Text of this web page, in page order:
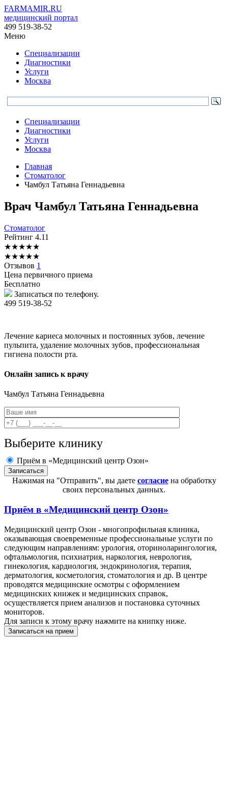
FARMAMIR.RU
медицинский портал
499 519-38-52
Меню
Специализации
Диагностики
Услуги
Москва
Специализации
Диагностики
Услуги
Москва
Главная
Стоматолог
Чамбул Татьяна Геннадьевна
Врач Чамбул Татьяна Геннадьевна
Стоматолог
Рейтинг 4.11
★★★★★
★★★★★
Отзывов 1
Цена первичного приема
Бесплатно
Записаться по телефону.
499 519-38-52
Лечение кариеса молочных и постоянных зубов, лечение
пульпита, удаление молочных зубов, профессиональная
гигиена полости рта.
Онлайн запись к врачу
Чамбул Татьяна Геннадьевна
Выберите клинику
Приём в «Медицинский центр Озон»
Нажимая на "Отправить", вы даете согласиена обработку
своих персональных данных.
Приём в «Медицинский центр Озон»
Медицинский центр Озон - многопрофильная клиника,
оказывающая своевременные профессиональные услуги по
следующим направлениям: урология, оториноларингология,
офтальмология, психиатрия, наркология, неврология,
гинекология, кардиология, эндокринология, терапия,
дерматология, косметология, стоматология и др. В центре
проводятся медицинские осмотры с оформлением
медицинских книжек и медицинских справок,
осуществляется прием анализов и постановка суточных
мониторов.
Для записи к этому врачу нажмите на книпку ниже.
Записаться на прием